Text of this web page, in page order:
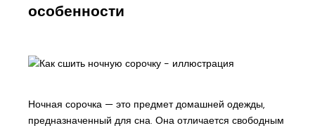
особенности
Ночная сорочка — это предмет домашней одежды,
предназначенный для сна. Она отличается свободным